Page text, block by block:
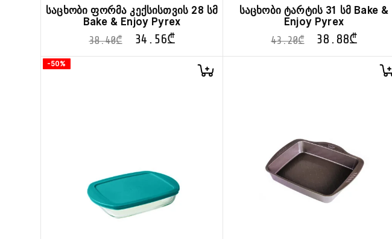
საცხობი ფორმა კექსისთვის 28 სმ
Bake & Enjoy Pyrex
38.40₾ 34.56₾
საცხობი ტარტის 31 სმ Bake &
Enjoy Pyrex
43.20₾ 38.88₾
-50%